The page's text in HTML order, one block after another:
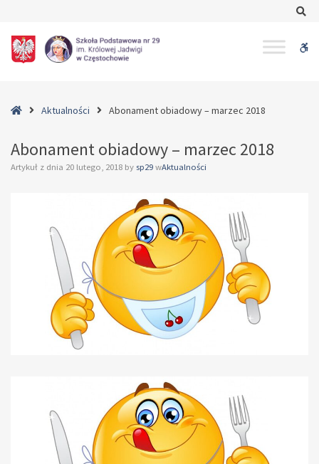
obiadowy
HomeAktualności Abonament obiadowy – marzec 2018
Abonament obiadowy – marzec 2018
Artykuł z dnia 20 lutego, 2018 by sp29 wAktualności